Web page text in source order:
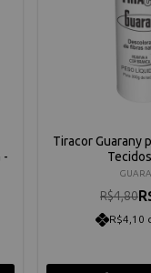
-
Tiracor Guarany
R$4,80
R$4,10